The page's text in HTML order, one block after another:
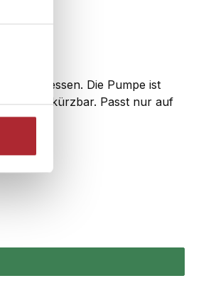
abgemessen. Die Pumpe ist
kürzbar. Passt nur auf